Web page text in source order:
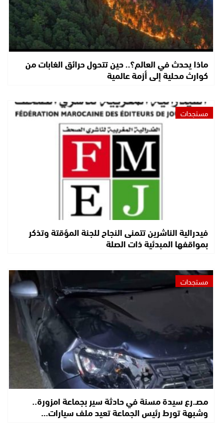
ماذا يحدث في العالم؟.. حين تتحول حرائق الغابات من
كوارث محلية إلى أزمة عالمية
مستجدات
فيدرالية الناشرين تتمنى النجاح للجنة المؤقتة وتذكر
بمواقفها المبدئية ذات الصلة
مستجدات
مصـ.رع سيدة مسنة في حادثة سير بجماعة امزورة..
وشبهة تورط رئيس الجماعة تعيد ملف سيارات…